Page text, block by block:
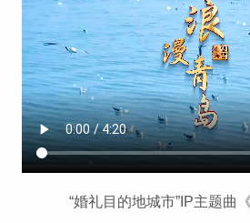
“婚礼目的地城市”IP主题曲